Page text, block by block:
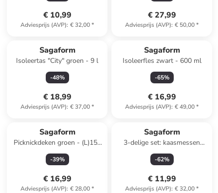
€ 10,99
Adviesprijs (AVP): € 32,00*
€ 27,99
Adviesprijs (AVP): € 50,00*
Sagaform
Isoleertas "City" groen - 9 l
-48%
€ 18,99
Adviesprijs (AVP): € 37,00*
Sagaform
Isoleerfles zwart - 600 ml
-65%
€ 16,99
Adviesprijs (AVP): € 49,00*
Sagaform
Picknickdeken groen - (L)150
x (B)50 cm
-39%
€ 16,99
Adviesprijs (AVP): € 28,00*
Sagaform
3-delige set: kaasmessen
bruin - (H)14,5 cm
-62%
€ 11,99
Adviesprijs (AVP): € 32,00*